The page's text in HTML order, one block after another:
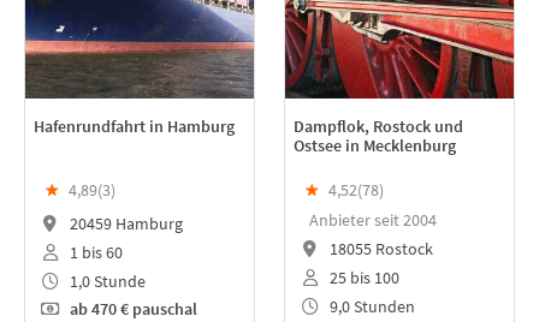
Hafenrundfahrt in Hamburg
★ 4,89(3)
20459 Hamburg
1 bis 60
1,0 Stunde
ab470 € pauschal
Dampflok, Rostock und
Ostsee in Mecklenburg
★ 4,52(78)
Anbieter seit 2004
18055 Rostock
25 bis 100
9,0 Stunden